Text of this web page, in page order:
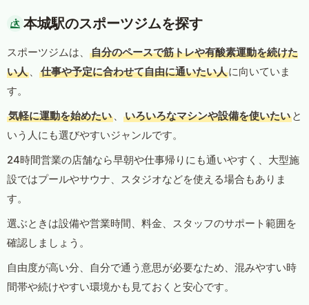
本城駅のスポーツジムを探す
スポーツジムは、
自分のペースで筋トレや有酸素運動を続けた
い人 、 仕事や予定に合わせて自由に通いたい人に向いていま
す。
気軽に運動を始めたい 、 いろいろなマシンや設備を使いたい と
いう人にも選びやすいジャンルです。
24時間営業の店舗なら早朝や仕事帰りにも通いやすく、大型施
設ではプールやサウナ、スタジオなどを使える場合もありま
す。
選ぶときは設備や営業時間、料金、スタッフのサポート範囲を
確認しましょう。
自由度が高い分、自分で通う意思が必要なため、混みやすい時
間帯や続けやすい環境かも見ておくと安心です。